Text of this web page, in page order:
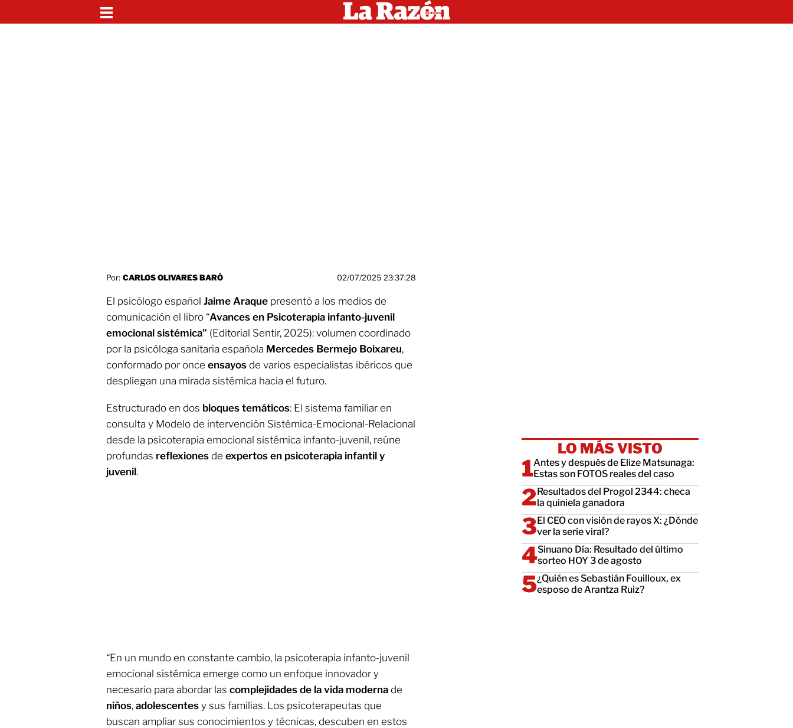
Por: CARLOS OLIVARES BARÓ 02/07/2025 23:37:28
El psicólogo español Jaime Araque presentó a los medios de
comunicación el libro “Avances en Psicoterapia infanto-juvenil
emocional sistémica” (Editorial Sentir, 2025): volumen coordinado
por la psicóloga sanitaria española Mercedes Bermejo Boixareu,
conformado por once ensayos de varios especialistas ibéricos que
despliegan una mirada sistémica hacia el futuro.
Estructurado en dos bloques temáticos: El sistema familiar en
consulta y Modelo de intervención Sistémica-Emocional-Relacional
desde la psicoterapia emocional sistémica infanto-juvenil, reúne
profundas reflexiones de expertos en psicoterapia infantil y
juvenil.
“En un mundo en constante cambio, la psicoterapia infanto-juvenil
emocional sistémica emerge como un enfoque innovador y
necesario para abordar las complejidades de la vida moderna de
niños, adolescentes y sus familias. Los psicoterapeutas que
buscan ampliar sus conocimientos y técnicas, descuben en estos
LO MÁS VISTO
Antes y después de Elize Matsunaga:
Estas son FOTOS reales del caso
Resultados del Progol 2344: checa
la quiniela ganadora
El CEO con visión de rayos X: ¿Dónde
ver la serie viral?
Sinuano Día: Resultado del último
sorteo HOY 3 de agosto
¿Quién es Sebastián Fouilloux, ex
esposo de Arantza Ruiz?